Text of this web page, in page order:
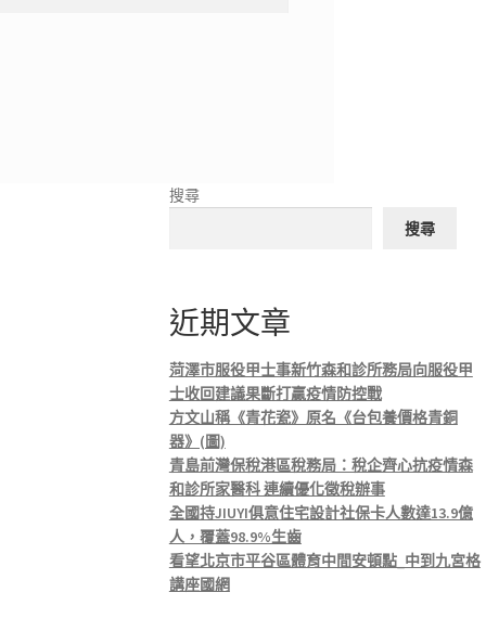
搜尋
搜尋
近期文章
菏澤市服役甲士事新竹森和診所務局向服役甲
士收回建議果斷打贏疫情防控戰
方文山稱《青花瓷》原名《台包養價格青銅
器》(圖)
青島前灣保稅港區稅務局：稅企齊心抗疫情森
和診所家醫科 連續優化徵稅辦事
全國持JIUYI俱意住宅設計社保卡人數達13.9億
人，覆蓋98.9%生齒
看望北京市平谷區體育中間安頓點_中到九宮格
講座國網